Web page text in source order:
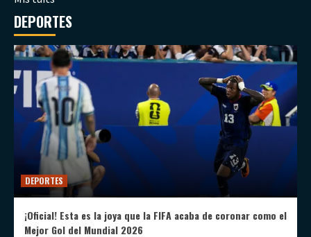
DEPORTES
DEPORTES
¡Oficial! Esta es la joya que la FIFA acaba de coronar como el
Mejor Gol del Mundial 2026